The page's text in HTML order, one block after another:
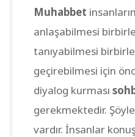
Muhabbet
anlaşabilmesi
tanıyabilmesi
geçirebilmesi için
diyalog kurması
gerekmektedir.
vardır. İnsanlar